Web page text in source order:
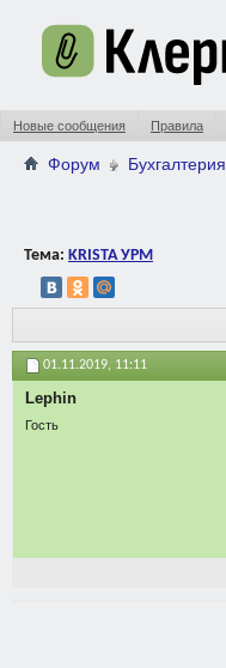
Новые сообщения Правила
Форум Бухгалтерия
Тема: KRISTA УРМ
01.11.2019, 11:11
Lephin
Гость